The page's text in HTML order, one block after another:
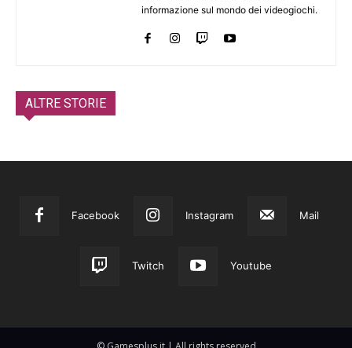
informazione sul mondo dei videogiochi.
ALTRE STORIE
Facebook Instagram Mail
Twitch Youtube